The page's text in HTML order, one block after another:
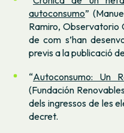
autoconsumo”
Ramiro, Observatorio
de com s’han
previs a la publicació
“Autoconsumo: Un
(Fundación
dels ingressos de les
decret.